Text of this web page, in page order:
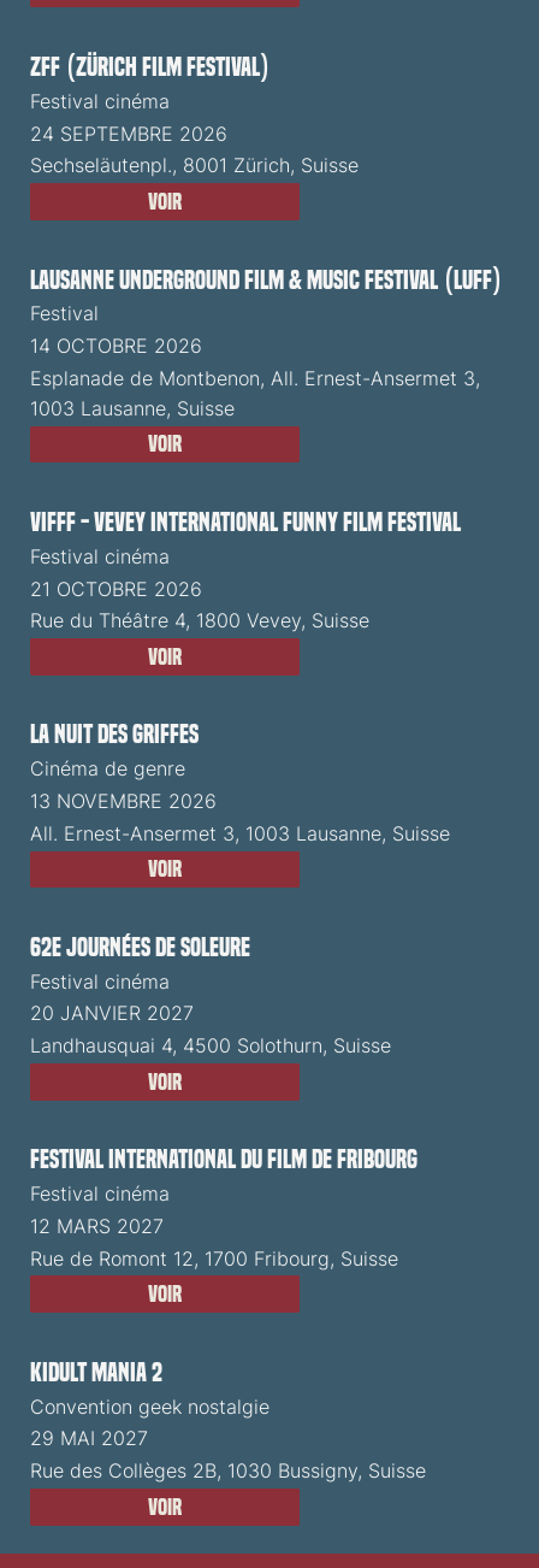
ZFF (Zürich Film Festival)
Festival cinéma
24 SEPTEMBRE 2026
Sechseläutenpl., 8001 Zürich, Suisse
Voir
Lausanne Underground Film & Music Festival (LUFF)
Festival
14 OCTOBRE 2026
Esplanade de Montbenon, All. Ernest-Ansermet 3,
1003 Lausanne, Suisse
Voir
VIFFF - Vevey International Funny Film Festival
Festival cinéma
21 OCTOBRE 2026
Rue du Théâtre 4, 1800 Vevey, Suisse
Voir
La Nuit des Griffes
Cinéma de genre
13 NOVEMBRE 2026
All. Ernest-Ansermet 3, 1003 Lausanne, Suisse
Voir
62e Journées de Soleure
Festival cinéma
20 JANVIER 2027
Landhausquai 4, 4500 Solothurn, Suisse
Voir
Festival International du Film de Fribourg
Festival cinéma
12 MARS 2027
Rue de Romont 12, 1700 Fribourg, Suisse
Voir
Kidult Mania 2
Convention geek nostalgie
29 MAI 2027
Rue des Collèges 2B, 1030 Bussigny, Suisse
Voir